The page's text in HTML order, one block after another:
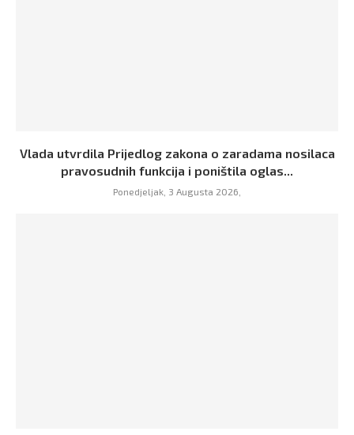
Vlada utvrdila Prijedlog zakona o zaradama nosilaca
pravosudnih funkcija i poništila oglas...
Ponedjeljak, 3 Augusta 2026,